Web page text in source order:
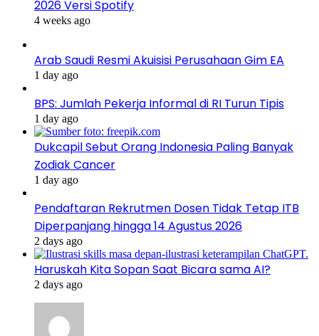
2026 Versi Spotify
4 weeks ago
Arab Saudi Resmi Akuisisi Perusahaan Gim EA
1 day ago
BPS: Jumlah Pekerja Informal di RI Turun Tipis
1 day ago
Dukcapil Sebut Orang Indonesia Paling Banyak
Zodiak Cancer
1 day ago
Pendaftaran Rekrutmen Dosen Tidak Tetap ITB
Diperpanjang hingga 14 Agustus 2026
2 days ago
Haruskah Kita Sopan Saat Bicara sama AI?
2 days ago